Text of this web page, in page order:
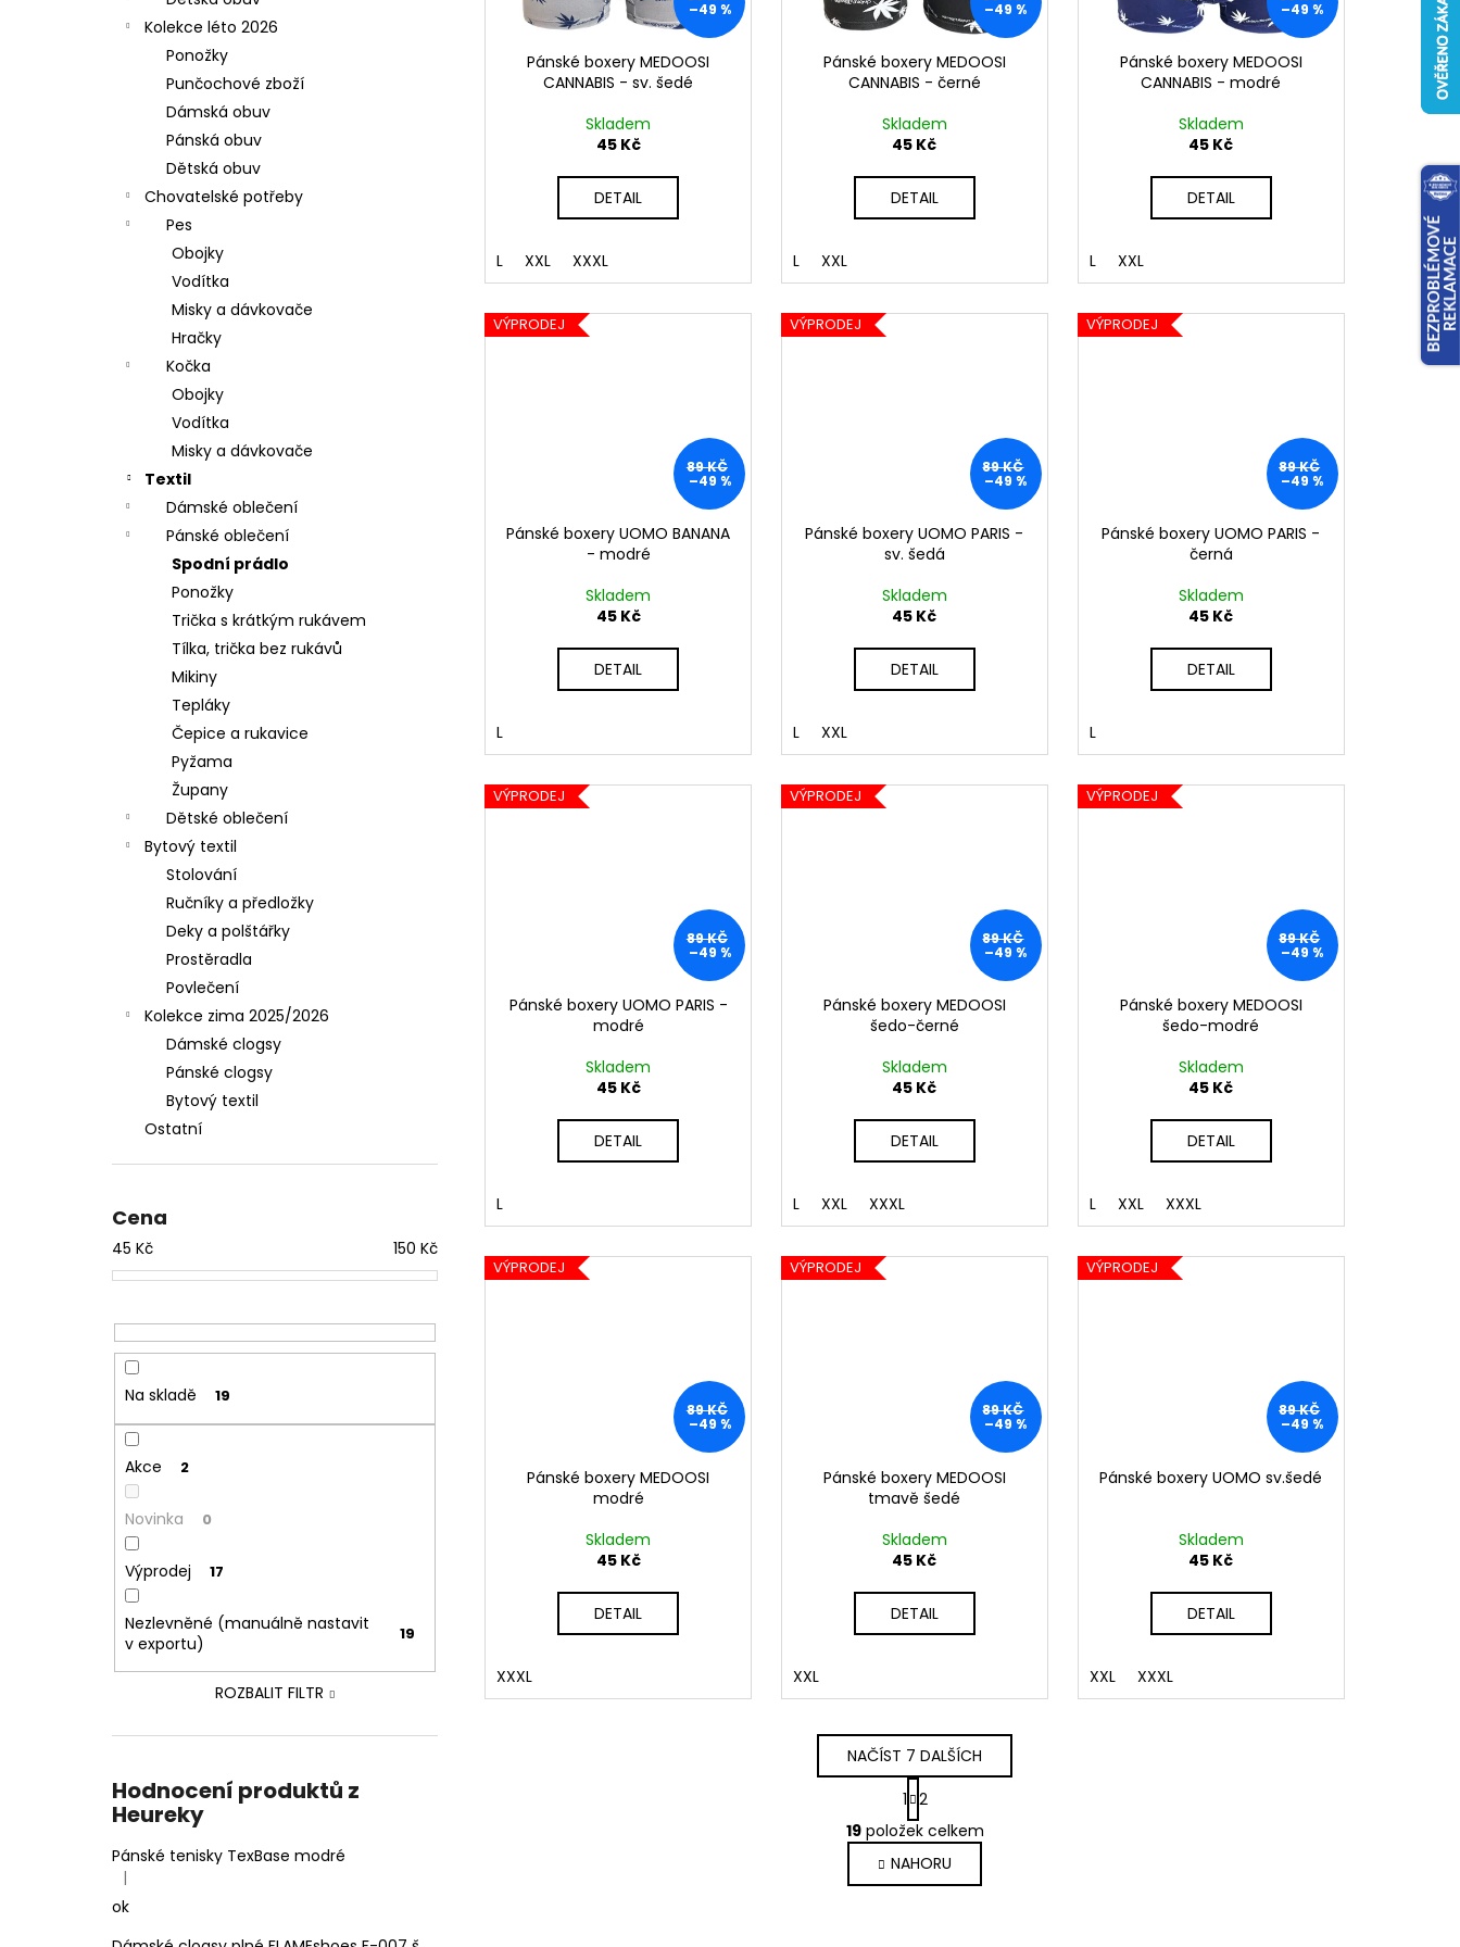
Kolekce léto 2026
Ponožky
Punčochové zboží
Dámská obuv
Pánská obuv
Dětská obuv
Chovatelské potřeby
Pes
Obojky
Vodítka
Misky a dávkovače
Hračky
Kočka
Obojky
Vodítka
Misky a dávkovače
Textil
Dámské oblečení
Pánské oblečení
Spodní prádlo
Ponožky
Trička s krátkým rukávem
Tílka, trička bez rukávů
Mikiny
Tepláky
Čepice a rukavice
Pyžama
Župany
Dětské oblečení
Bytový textil
Stolování
Ručníky a předložky
Deky a polštářky
Prostěradla
Povlečení
Kolekce zima 2025/2026
Dámské clogsy
Pánské clogsy
Bytový textil
Ostatní
Cena
45 Kč 150 Kč
Na skladě 19
Akce 2
Novinka 0
Výprodej 17
Nezlevněné (manuálně nastavit
v exportu)
19
ROZBALIT FILTR
Hodnocení produktů z
Heureky
Pánské tenisky TexBase modré
Hodnocení produktu je 5 z 5 hvězdiček.
|
ok
–49 %
Pánské boxery MEDOOSI
CANNABIS - sv. šedé
Skladem
45 Kč
DETAIL
L XXL XXXL
–49 %
Pánské boxery MEDOOSI
CANNABIS - černé
Skladem
45 Kč
DETAIL
L XXL
–49 %
Pánské boxery MEDOOSI
CANNABIS - modré
Skladem
45 Kč
DETAIL
L XXL
VÝPRODEJ
89 KČ
–49 %
Pánské boxery UOMO BANANA
- modré
Skladem
45 Kč
DETAIL
L
VÝPRODEJ
89 KČ
–49 %
Pánské boxery UOMO PARIS -
sv. šedá
Skladem
45 Kč
DETAIL
L XXL
VÝPRODEJ
89 KČ
–49 %
Pánské boxery UOMO PARIS -
černá
Skladem
45 Kč
DETAIL
L
VÝPRODEJ
89 KČ
–49 %
Pánské boxery UOMO PARIS -
modré
Skladem
45 Kč
DETAIL
L
VÝPRODEJ
89 KČ
–49 %
Pánské boxery MEDOOSI
šedo-černé
Skladem
45 Kč
DETAIL
L XXL XXXL
VÝPRODEJ
89 KČ
–49 %
Pánské boxery MEDOOSI
šedo-modré
Skladem
45 Kč
DETAIL
L XXL XXXL
VÝPRODEJ
89 KČ
–49 %
Pánské boxery MEDOOSI
modré
Skladem
45 Kč
DETAIL
XXXL
VÝPRODEJ
89 KČ
–49 %
Pánské boxery MEDOOSI
tmavě šedé
Skladem
45 Kč
DETAIL
XXL
VÝPRODEJ
89 KČ
–49 %
Pánské boxery UOMO sv.šedé
Skladem
45 Kč
DETAIL
XXL XXXL
O
v
l
á
NAČÍST 7 DALŠÍCH
S
t
r
á
n
k
1 2
19položek celkem
NAHORU